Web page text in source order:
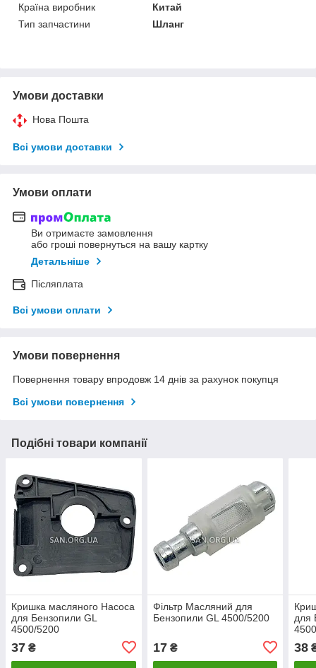
Країна виробник
Китай
Тип запчастини
Шланг
Умови доставки
Нова Пошта
Всі умови доставки
Умови оплати
Ви отримаєте замовлення
або гроші повернуться на вашу картку
Детальніше
Післяплата
Всі умови оплати
Умови повернення
Повернення товару впродовж 14 днів за рахунок покупця
Всі умови повернення
Подібні товари компанії
Кришка масляного Насоса
для Бензопили GL
4500/5200
37 ₴
Фільтр Масляний для
Бензопили GL 4500/5200
17₴
для
38